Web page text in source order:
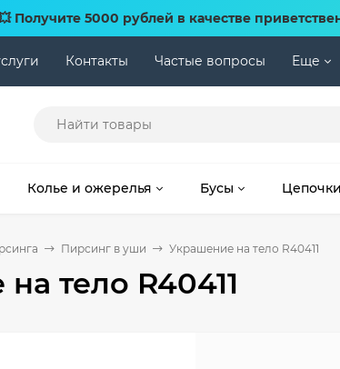
Получите 5000 рублей в качестве
Контакты Частые вопросы Еще
Колье и ожерелья Бусы Цепочки
Пирсинг в уши Украшение на тело R40411
тело R40411